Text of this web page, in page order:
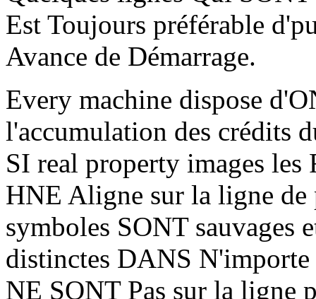
Est Toujours préférable
Avance de Démarrage.
Every machine dispose
l'accumulation des crédits
SI real property images les
HNE Aligne sur la ligne de
symboles SONT sauvages
distinctes DANS
NE SONT Pas sur la ligne